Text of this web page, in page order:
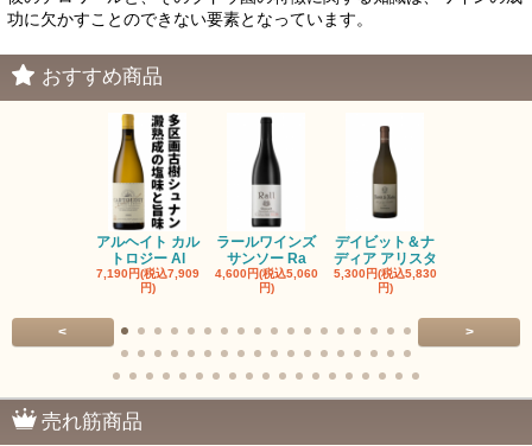
功に欠かすことのできない要素となっています。
おすすめ商品
アルヘイト カル
トロジー Al
7,190円(税込7,909
円)
ラールワインズ
サンソー Ra
4,600円(税込5,060
円)
デイビット＆ナ
ディア アリスタ
5,300円(税込5,830
円)
< >
売れ筋商品